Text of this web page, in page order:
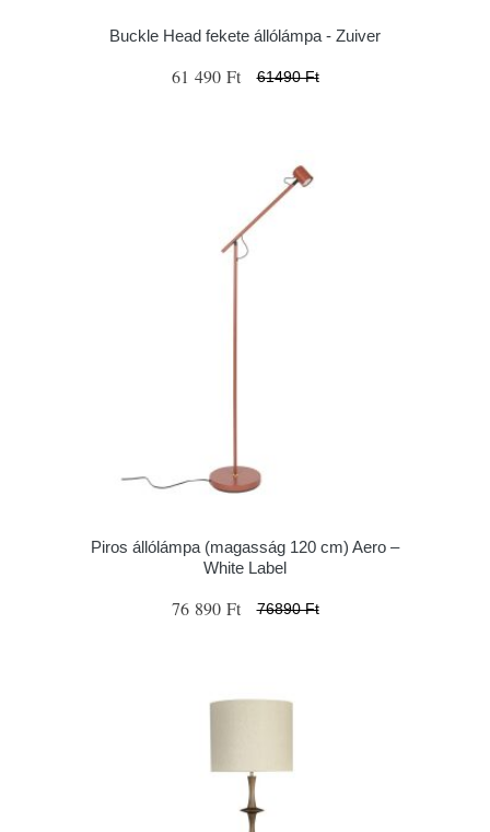
Buckle Head fekete állólámpa - Zuiver
61 490 Ft 61490 Ft
Piros állólámpa (magasság 120 cm) Aero –
White Label
76 890 Ft 76890 Ft